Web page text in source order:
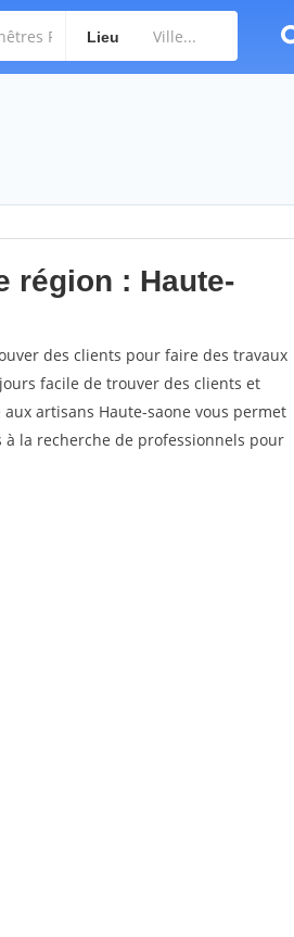
Lieu
région : Haute-
des clients pour faire des travaux
facile de trouver des clients et
artisans Haute-saone vous permet
la recherche de professionnels pour